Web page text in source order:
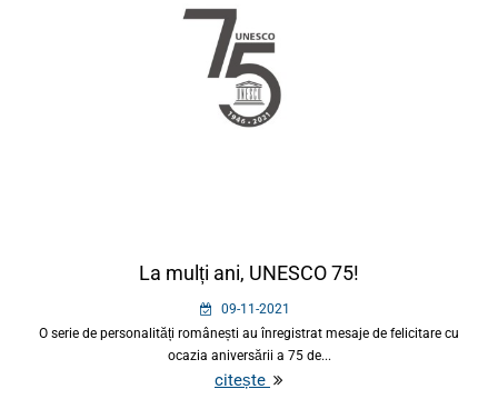
La mulți ani, UNESCO 75!
09-11-2021
O serie de personalități românești au înregistrat mesaje de felicitare cu
ocazia aniversării a 75 de...
citește